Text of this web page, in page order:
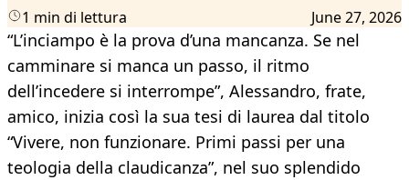
1 min di lettura June 27, 2026
“L’inciampo è la prova d’una mancanza. Se nel
camminare si manca un passo, il ritmo
dell’incedere si interrompe”, Alessandro, frate,
amico, inizia così la sua tesi di laurea dal titolo
“Vivere, non funzionare. Primi passi per una
teologia della claudicanza”, nel suo splendido